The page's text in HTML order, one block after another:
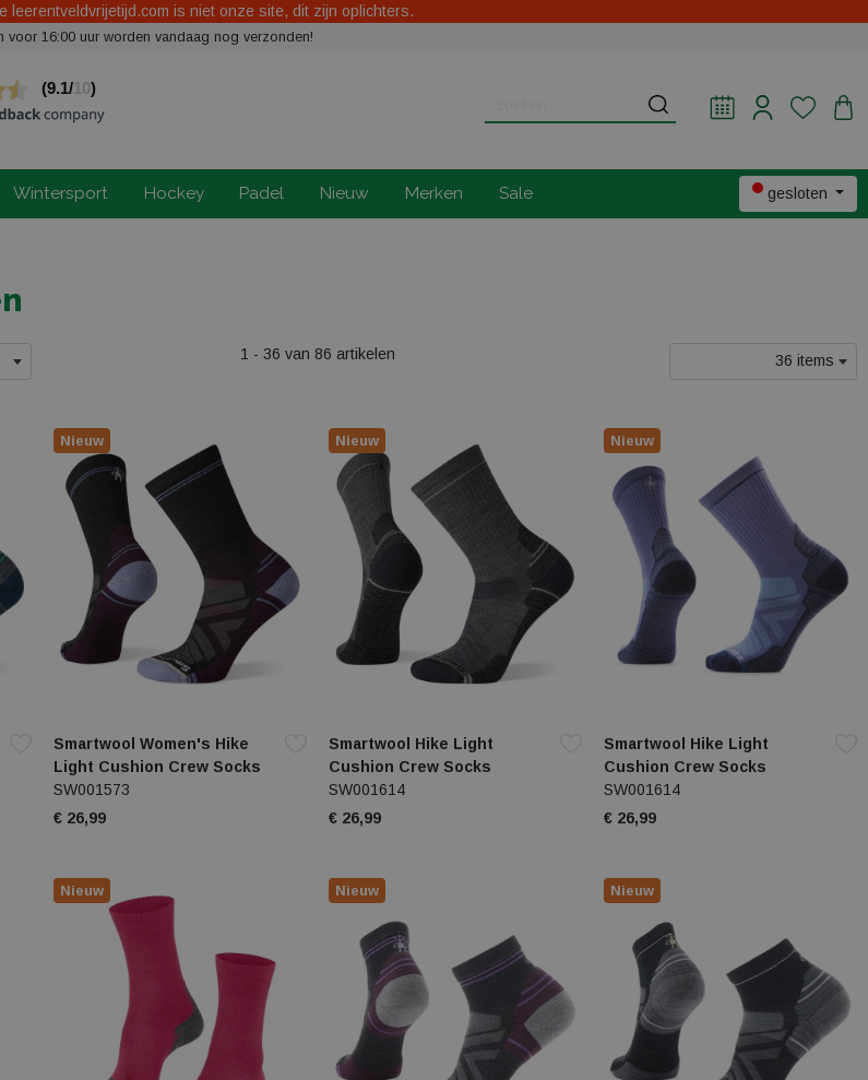
leerentveldvrijetijd.com is niet onze site, dit zijn oplichters.
voor 16:00 uur worden vandaag nog verzonden!
Wintersport Hockey Padel Nieuw Merken Sale gesloten
1 - 36 van 86 artikelen 36 items
Smartwool Women's Hike
Light Cushion Crew Socks
SW001573
€ 26,99
Nieuw
Smartwool Hike Light
Cushion Crew Socks
SW001614
€ 26,99
Nieuw
Smartwool Hike Light
Cushion Crew Socks
SW001614
€ 26,99
Nieuw
Nieuw Nieuw Nieuw